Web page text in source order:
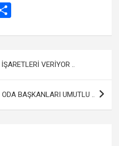
ar
e
VERİYOR ..
ODA BAŞKANLARI UMUTLU ..